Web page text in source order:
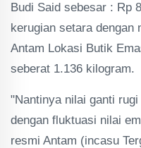
Budi Said sebesar : Rp
kerugian setara dengan
Antam Lokasi Butik
seberat 1.136 kilogram.
"Nantinya nilai ganti
dengan fluktuasi nilai
resmi Antam (incasu